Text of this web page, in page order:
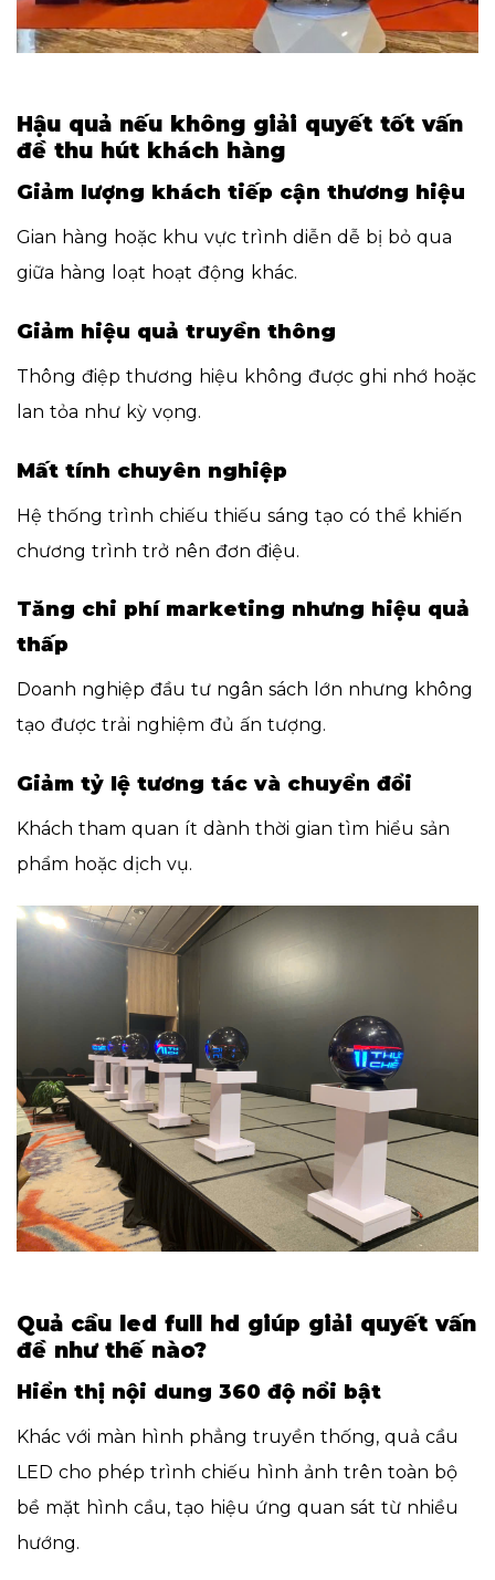
Hậu quả nếu không giải quyết tốt vấn
đề thu hút khách hàng
Giảm lượng khách tiếp cận thương hiệu
Gian hàng hoặc khu vực trình diễn dễ bị bỏ qua
giữa hàng loạt hoạt động khác.
Giảm hiệu quả truyền thông
Thông điệp thương hiệu không được ghi nhớ hoặc
lan tỏa như kỳ vọng.
Mất tính chuyên nghiệp
Hệ thống trình chiếu thiếu sáng tạo có thể khiến
chương trình trở nên đơn điệu.
Tăng chi phí marketing nhưng hiệu quả
thấp
Doanh nghiệp đầu tư ngân sách lớn nhưng không
tạo được trải nghiệm đủ ấn tượng.
Giảm tỷ lệ tương tác và chuyển đổi
Khách tham quan ít dành thời gian tìm hiểu sản
phẩm hoặc dịch vụ.
Quả cầu led full hd giúp giải quyết vấn
đề như thế nào?
Hiển thị nội dung 360 độ nổi bật
Khác với màn hình phẳng truyền thống, quả cầu
LED cho phép trình chiếu hình ảnh trên toàn bộ
bề mặt hình cầu, tạo hiệu ứng quan sát từ nhiều
hướng.